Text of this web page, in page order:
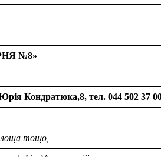
№8»
Кондратюка,8, тел. 044 502 37
тощо,